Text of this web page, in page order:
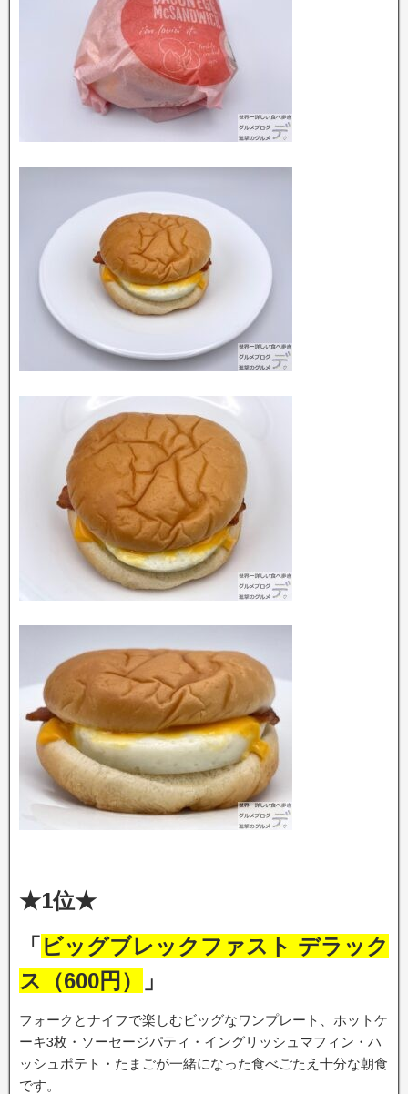
★1位★
「 ビッグブレックファスト デラック
ス（600円）
」
フォークとナイフで楽しむビッグなワンプレート、ホットケ
ーキ3枚・ソーセージパティ・イングリッシュマフィン・ハ
ッシュポテト・たまごが一緒になった食べごたえ十分な朝食
です。